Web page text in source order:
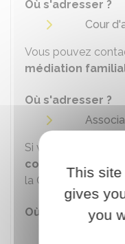
Où s'adresser ?
Cour
Vous pouvez
médiation
Où s'adresser ?
Si vous voulez
conventionné
,
la Caf de votre
Où s'adresser ?
This
gives
you